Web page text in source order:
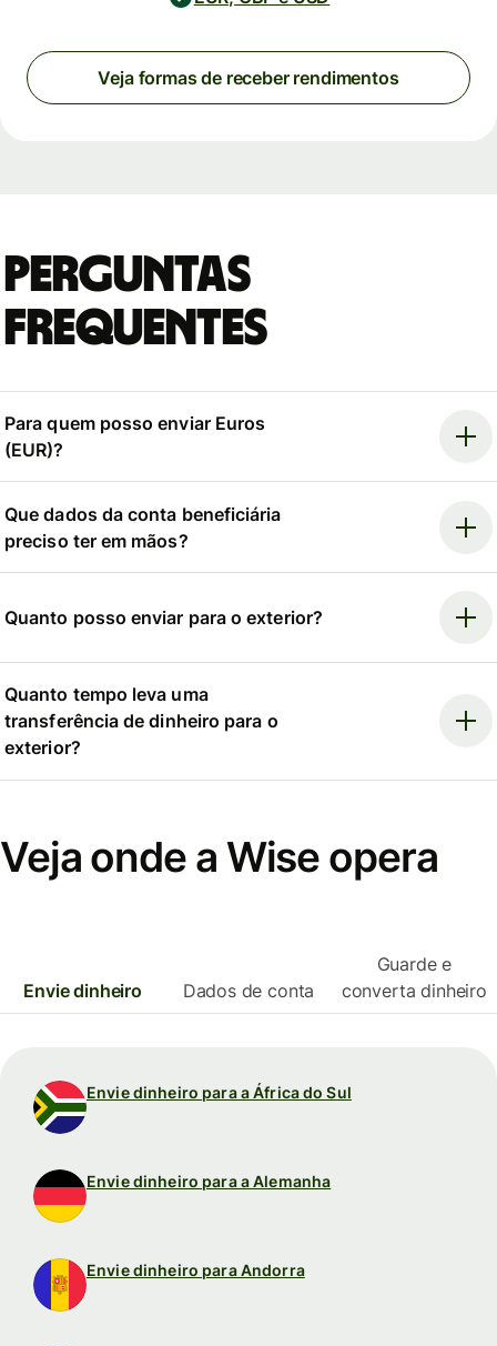
Veja formas de receber rendimentos
Perguntas
Frequentes
Para quem posso enviar Euros
(EUR)?
Que dados da conta beneficiária
preciso ter em mãos?
Quanto posso enviar para o exterior?
Quanto tempo leva uma
transferência de dinheiro para o
exterior?
Veja onde a Wise opera
Envie dinheiro Dados de conta
Guarde e
converta dinheiro
Envie dinheiro para a África do Sul
Envie dinheiro para a Alemanha
Envie dinheiro para Andorra